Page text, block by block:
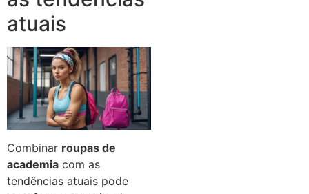
atuais
Combinar roupas de
academia com as
tendências atuais pode